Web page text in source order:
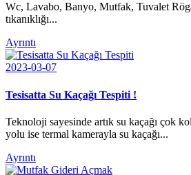
Wc, Lavabo, Banyo, Mutfak, Tuvalet
tıkanıklığı...
Ayrıntı
2023-03-07
Tesisatta Su Kaçağı Tespiti !
Teknoloji sayesinde artık su kaçağı çok
yolu ise termal kamerayla su kaçağı...
Ayrıntı